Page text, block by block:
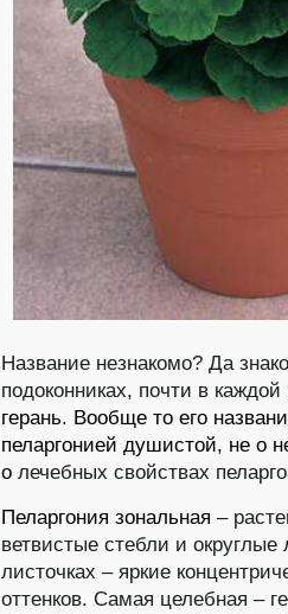
Название незнакомо? Да
подоконниках, почти в
герань. Вообще то его
пеларгонией душистой, не о
олечебных свойствах
Пеларгония зональная–
ветвистые стебли и
листочках – яркие
оттенков. Самая целебная –